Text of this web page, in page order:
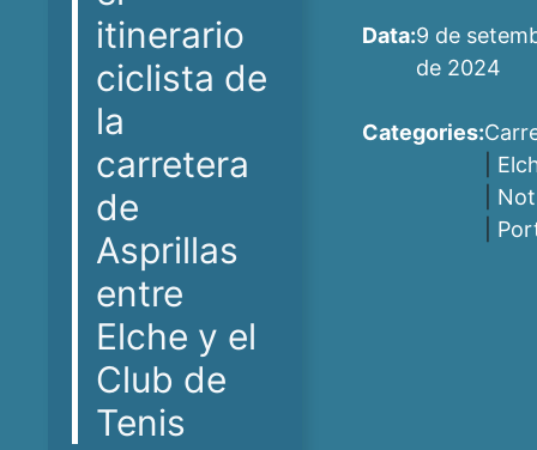
itinerario
ciclista de
la
carretera
de
Asprillas
entre
Elche y el
Club de
Tenis
Data:9 de
de 2024
Categories: